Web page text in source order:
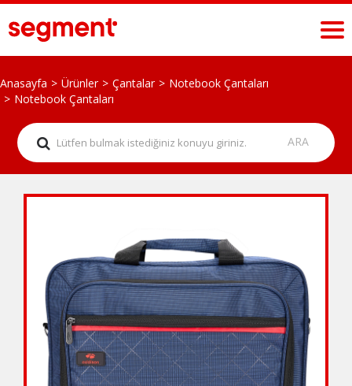
Anasayfa Ürünler Çantalar
Notebook Çantaları
Notebook Çantaları